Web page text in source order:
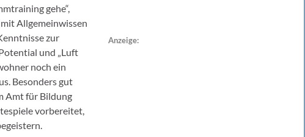
gehe“,
Allgemeinwissen
zur
und „Luft
noch ein
Besonders gut
Amt für Bildung
vorbereitet,
Anzeige: